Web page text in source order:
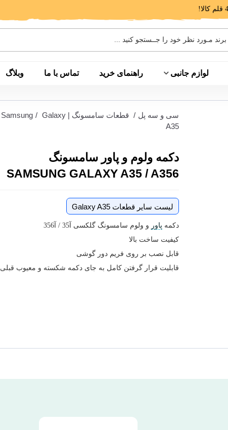
لوازم جانبی راهنمای خرید تماس با ما وبلاگ
سی و سه پل / قطعات سامسونگ | Samsung / Galaxy
A35
دکمه ولوم و پاور سامسونگ
SAMSUNG GALAXY A35 / A356
لیست سایر قطعات Galaxy A35
دکمه پاور و ولوم سامسونگ گلکسی آ35 / آ356
کیفیت ساخت بالا
قابل نصب بر روی فریم دور گوشی
قابلیت قرار گرفتن کامل به جای دکمه شکسته و معیوب قبلی